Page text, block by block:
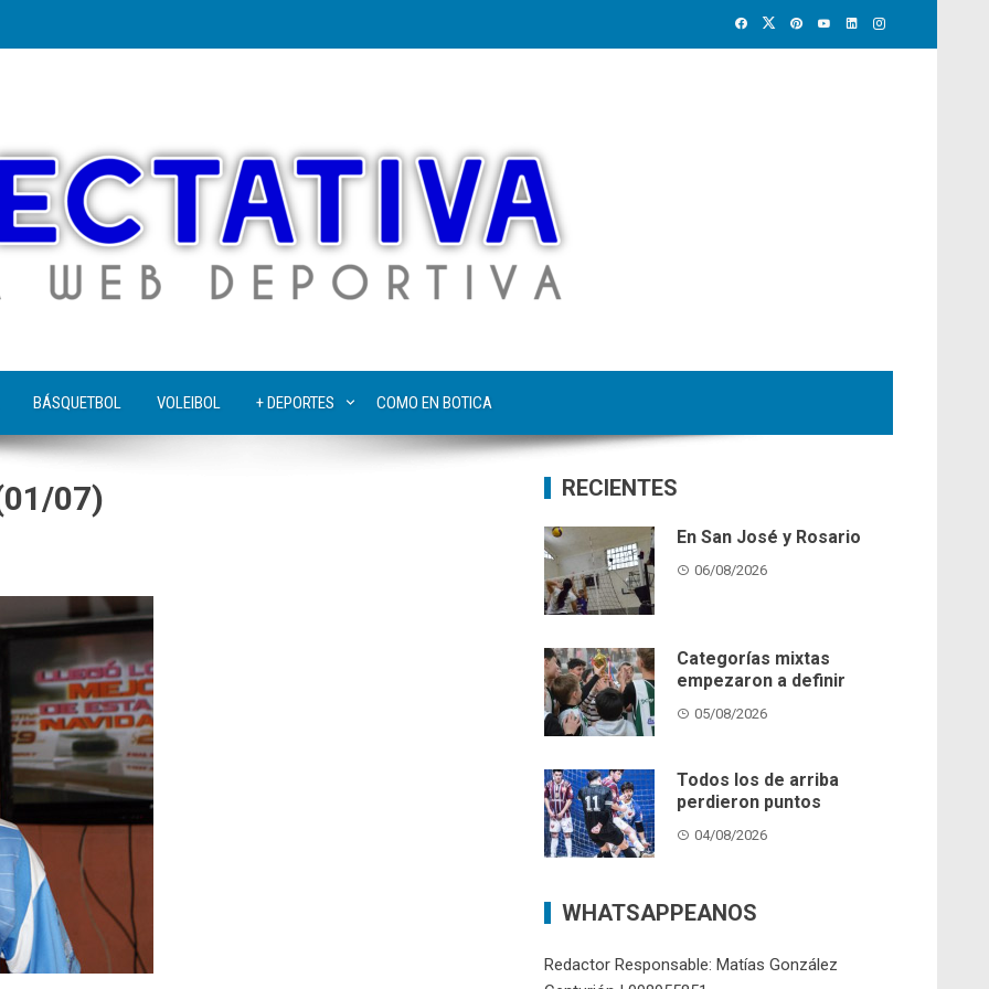
BÁSQUETBOL VOLEIBOL + DEPORTES COMO EN BOTICA
07) RECIENTES
En San José y Rosario
06/08/2026
Categorías mixtas
empezaron a definir
05/08/2026
Todos los de arriba
perdieron puntos
04/08/2026
WHATSAPPEANOS
Redactor Responsable: Matías González